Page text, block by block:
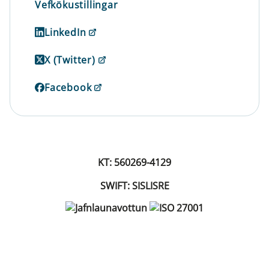
Vefkökustillingar
LinkedIn
X (Twitter)
Facebook
KT: 560269-4129
SWIFT: SISLISRE